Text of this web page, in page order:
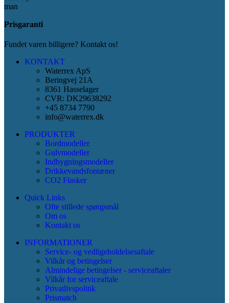
Prisgaranti
Fundet varen billigere? Kontakt os!
KONTAKT
Waterrex ApS
Beringvej 21A
8361 Hasselager
CVR: DK29638292
+45 8734 7790
info@waterrex.dk
PRODUKTER
Bordmodeller
Gulvmodeller
Indbygningsmodeller
Drikkevandsfontæner
CO2 Flasker
Quick Links
Ofte stillede spørgsmål
Om os
Kontakt os
INFORMATIONER
Service- og vedligeholdelsesaftale
Vilkår og betingelser
Almindelige betingelser - serviceaftaler
Vilkår for serviceaftale
Privatlivspolitik
Prismatch